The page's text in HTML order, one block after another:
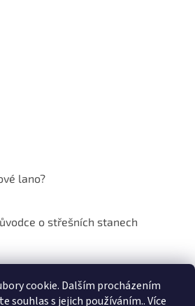
cookie. Dalším procházením
souhlas s jejich používáním.. Více
lano?
o střešních stanech